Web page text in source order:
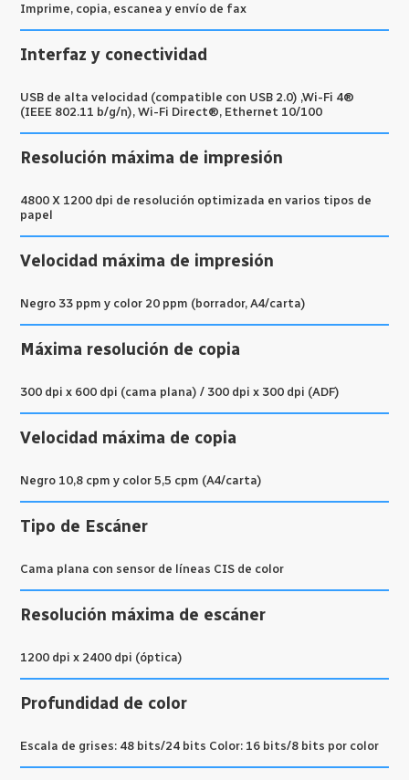
Imprime, copia, escanea y envío de fax
Interfaz y conectividad
USB de alta velocidad (compatible con USB 2.0) ,Wi-Fi 4®
(IEEE 802.11 b/g/n), Wi-Fi Direct®, Ethernet 10/100
Resolución máxima de impresión
4800 X 1200 dpi de resolución optimizada en varios tipos de
papel
Velocidad máxima de impresión
Negro 33 ppm y color 20 ppm (borrador, A4/carta)
Máxima resolución de copia
300 dpi x 600 dpi (cama plana) / 300 dpi x 300 dpi (ADF)
Velocidad máxima de copia
Negro 10,8 cpm y color 5,5 cpm (A4/carta)
Tipo de Escáner
Cama plana con sensor de líneas CIS de color
Resolución máxima de escáner
1200 dpi x 2400 dpi (óptica)
Profundidad de color
Escala de grises: 48 bits/24 bits Color: 16 bits/8 bits por color